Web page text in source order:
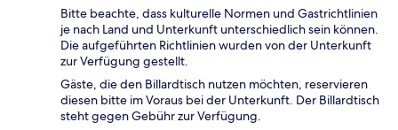
Bitte beachte, dass kulturelle Normen und Gastrichtlinien
je nach Land und Unterkunft unterschiedlich sein können.
Die aufgeführten Richtlinien wurden von der Unterkunft
zur Verfügung gestellt.
Gäste, die den Billardtisch nutzen möchten, reservieren
diesen bitte im Voraus bei der Unterkunft. Der Billardtisch
steht gegen Gebühr zur Verfügung.